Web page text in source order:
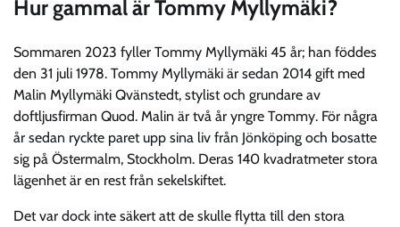
Hur gammal är Tommy Myllymäki?
Sommaren 2023 fyller Tommy Myllymäki 45 år; han föddes
den 31 juli 1978. Tommy Myllymäki är sedan 2014 gift med
Malin Myllymäki Qvänstedt, stylist och grundare av
doftljusfirman Quod. Malin är två år yngre Tommy. För några
år sedan ryckte paret upp sina liv från Jönköping och bosatte
sig på Östermalm, Stockholm. Deras 140 kvadratmeter stora
lägenhet är en rest från sekelskiftet.
Det var dock inte säkert att de skulle flytta till den stora